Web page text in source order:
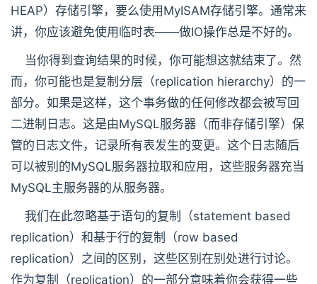
HEAP）存储引擎，要么使用MyISAM存储引擎。通常来
讲，你应该避免使用临时表——做IO操作总是不好的。
当你得到查询结果的时候，你可能想这就结束了。然
而，你可能也是复制分层（replication hierarchy）的一
部分。如果是这样，这个事务做的任何修改都会被写回
二进制日志。这是由MySQL服务器（而非存储引擎）保
管的日志文件，记录所有表发生的变更。这个日志随后
可以被别的MySQL服务器拉取和应用，这些服务器充当
MySQL主服务器的从服务器。
我们在此忽略基于语句的复制（statement based
replication）和基于行的复制（row based
replication）之间的区别，这些区别在别处进行讨论。
作为复制（replication）的一部分意味着你会获得一些